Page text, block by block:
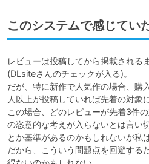
このシステムで感じてい
レビューは投稿してから掲載される
(DLsiteさんのチェックが入る)。
だが、特に新作で人気作の場合、購
人以上が投稿していれば先着の対象
この場合、どのレビューが先着3件
の恣意的な考えが入らないとは言い
とか基準があるのかもしれないが私
だから、こういう問題点を回避する